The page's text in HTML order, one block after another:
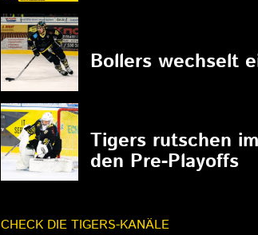
Bollers wechselt
Tigers rutschen
den Pre-Playoffs
CHECK DIE TIGERS-KANÄLE